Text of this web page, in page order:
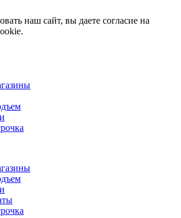
наш сайт, вы даете согласие на